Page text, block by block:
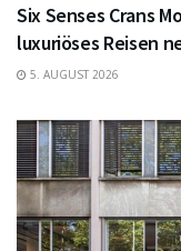
Six Senses Crans
luxuriöses Reisen
5. AUGUST 2026